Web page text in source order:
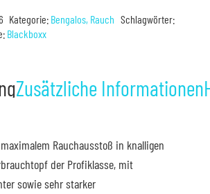
Kategorie: Bengalos, Rauch Schlagwörter:
Blackboxx
Zusätzliche Informationen
Rauchausstoß in knalligen
der Profiklasse, mit
sowie sehr starker